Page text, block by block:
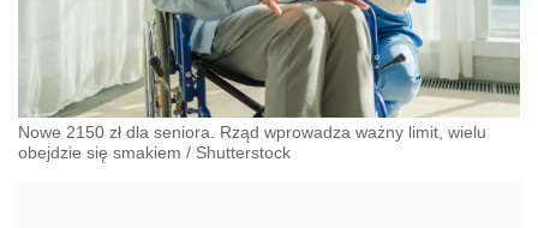
Nowe 2150 zł dla seniora. Rząd wprowadza ważny limit, wielu
obejdzie się smakiem / Shutterstock